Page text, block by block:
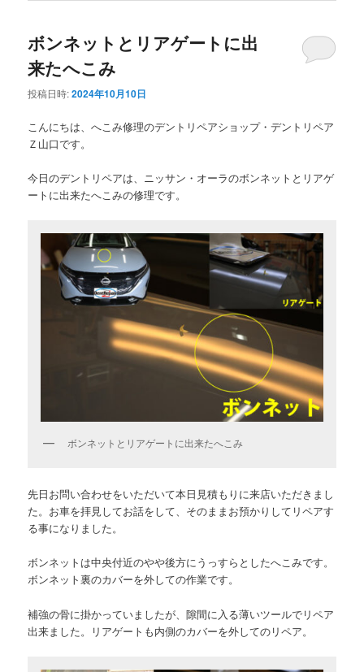
ボンネットとリアゲートに出
来たへこみ
投稿日時:2024年10月10日
こんにちは、へこみ修理のデントリペアショップ・デントリペア
Ｚ山口です。
今日のデントリペアは、ニッサン・オーラのボンネットとリアゲ
ートに出来たへこみの修理です。
ボンネットとリアゲートに出来たへこみ
先日お問い合わせをいただいて本日見積もりに来店いただきまし
た。お車を拝見してお話をして、そのままお預かりしてリペアす
る事になりました。
ボンネットは中央付近のやや後方にうっすらとしたへこみです。
ボンネット裏のカバーを外しての作業です。
補強の骨に掛かっていましたが、隙間に入る薄いツールでリペア
出来ました。リアゲートも内側のカバーを外してのリペア。